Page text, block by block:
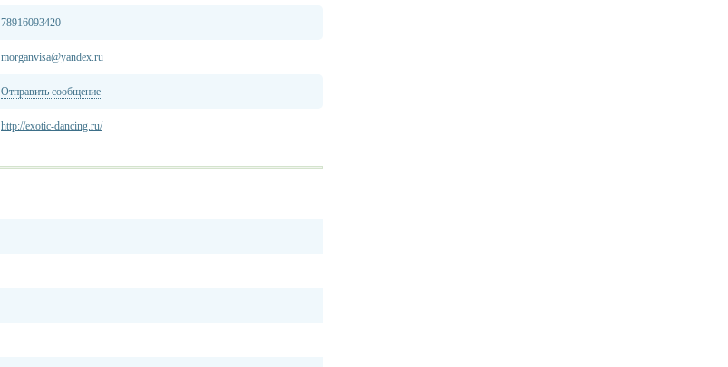
78916093420
morganvisa@yandex.ru
Отправить сообщение
http://exotic-dancing.ru/